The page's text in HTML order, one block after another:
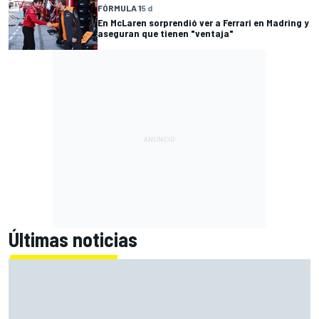
FÓRMULA 15 d
En McLaren sorprendió ver a Ferrari en Madring y
aseguran que tienen "ventaja"
Últimas noticias